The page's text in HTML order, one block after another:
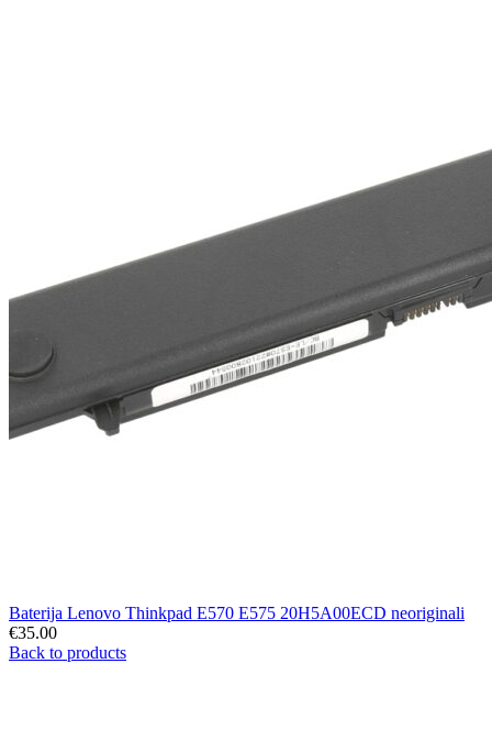
Baterija Lenovo Thinkpad E570 E575 20H5A00ECD neoriginali
€35.00
Back to products